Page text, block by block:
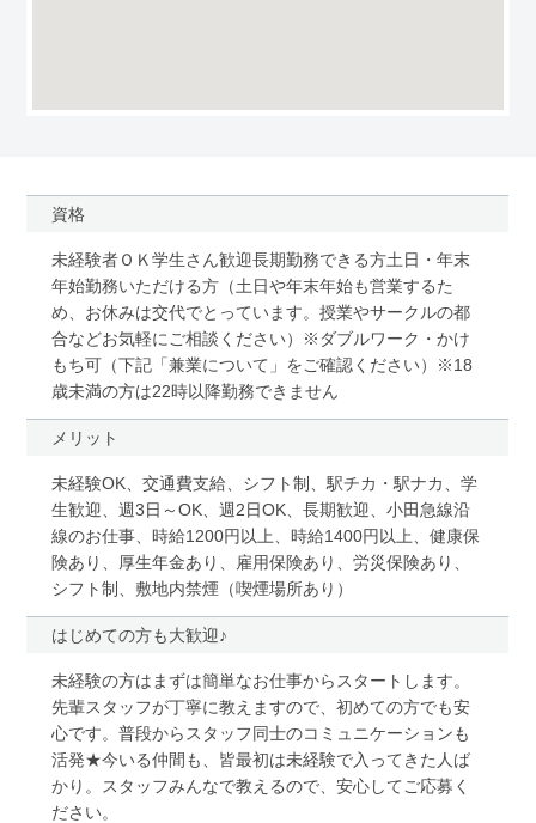
資格
未経験者ＯＫ学生さん歓迎長期勤務できる方土日・年末
年始勤務いただける方（土日や年末年始も営業するた
め、お休みは交代でとっています。授業やサークルの都
合などお気軽にご相談ください）※ダブルワーク・かけ
もち可（下記「兼業について」をご確認ください）※18
歳未満の方は22時以降勤務できません
メリット
未経験OK、交通費支給、シフト制、駅チカ・駅ナカ、学
生歓迎、週3日～OK、週2日OK、長期歓迎、小田急線沿
線のお仕事、時給1200円以上、時給1400円以上、健康保
険あり、厚生年金あり、雇用保険あり、労災保険あり、
シフト制、敷地内禁煙（喫煙場所あり）
はじめての方も大歓迎♪
未経験の方はまずは簡単なお仕事からスタートします。
先輩スタッフが丁寧に教えますので、初めての方でも安
心です。普段からスタッフ同士のコミュニケーションも
活発★今いる仲間も、皆最初は未経験で入ってきた人ば
かり。スタッフみんなで教えるので、安心してご応募く
ださい。